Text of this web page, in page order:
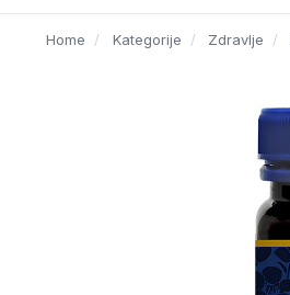
Home Kategorije Zdravlje